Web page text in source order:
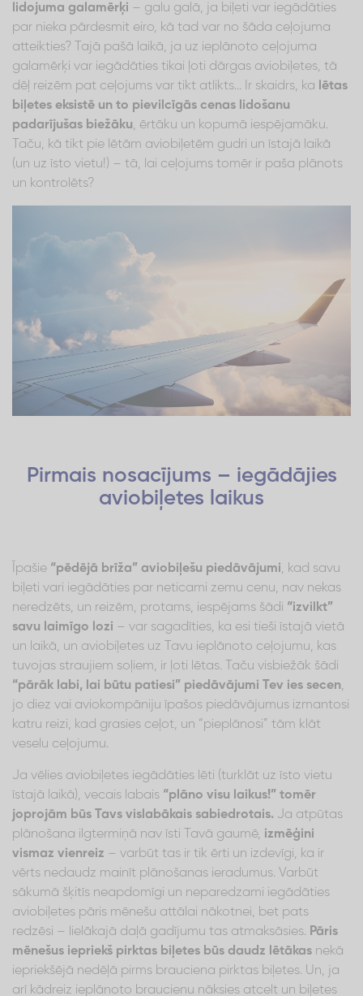
lidojuma galamērķi – galu galā, ja biļeti var iegādāties
par nieka pārdesmit eiro, kā tad var no šāda ceļojuma
atteikties? Tajā pašā laikā, ja uz ieplānoto ceļojuma
galamērķi var iegādāties tikai ļoti dārgas aviobiļetes, tā
dēļ reizēm pat ceļojums var tikt atlikts… Ir skaidrs, ka lētas
biļetes eksistē un to pievilcīgās cenas lidošanu
padarījušas biežāku, ērtāku un kopumā iespējamāku.
Taču, kā tikt pie lētām aviobiļetēm gudri un īstajā laikā
(un uz īsto vietu!) – tā, lai ceļojums tomēr ir paša plānots
un kontrolēts?
Pirmais nosacījums – iegādājies
aviobiļetes laikus
Īpašie “pēdējā brīža” aviobiļešu piedāvājumi, kad savu
biļeti vari iegādāties par neticami zemu cenu, nav nekas
neredzēts, un reizēm, protams, iespējams šādi “izvilkt”
savu laimīgo lozi – var sagadīties, ka esi tieši īstajā vietā
un laikā, un aviobiļetes uz Tavu ieplānoto ceļojumu, kas
tuvojas straujiem soļiem, ir ļoti lētas. Taču visbiežāk šādi
“pārāk labi, lai būtu patiesi” piedāvājumi Tev ies secen,
jo diez vai aviokompāniju īpašos piedāvājumus izmantosi
katru reizi, kad grasies ceļot, un “pieplānosi” tām klāt
veselu ceļojumu.
Ja vēlies aviobiļetes iegādāties lēti (turklāt uz īsto vietu
īstajā laikā), vecais labais “plāno visu laikus!” tomēr
joprojām būs Tavs vislabākais sabiedrotais. Ja atpūtas
plānošana ilgtermiņā nav īsti Tavā gaumē, izmēģini
vismaz vienreiz – varbūt tas ir tik ērti un izdevīgi, ka ir
vērts nedaudz mainīt plānošanas ieradumus. Varbūt
sākumā šķitīs neapdomīgi un neparedzami iegādāties
aviobiļetes pāris mēnešu attālai nākotnei, bet pats
redzēsi – lielākajā daļā gadījumu tas atmaksāsies. Pāris
mēnešus iepriekš pirktas biļetes būs daudz lētākas nekā
iepriekšējā nedēļā pirms brauciena pirktas biļetes. Un, ja
arī kādreiz ieplānoto braucienu nāksies atcelt un biļetes